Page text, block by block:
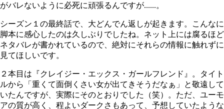
がバレないように必死に頑張るんですが......。
シーズン１の最終話で、大どんでん返しが起きます。こんなに
脚本に感心したのは久しぶりでしたね。ネット上には腐るほど
ネタバレが書かれているので、絶対にそれらの情報に触れずに
見てほしいです。
２本目は『クレイジー・エックス・ガールフレンド』。タイト
ルから「重くて面倒くさい女が出てきそうだなぁ」と敬遠して
いたんですが、実際にそのとおりでした（笑）。ただ、ユーモ
アの質が高く、程よいダークさもあって、予想していたような